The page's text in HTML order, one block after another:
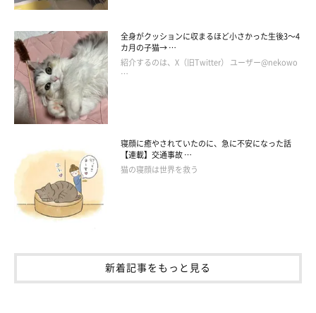
全身がクッションに収まるほど小さかった生後3～4
カ月の子猫→ …
紹介するのは、X（旧Twitter） ユーザー@nekowo
…
寝顔に癒やされていたのに、急に不安になった話
【連載】交通事故 …
猫の寝顔は世界を救う
新着記事をもっと見る